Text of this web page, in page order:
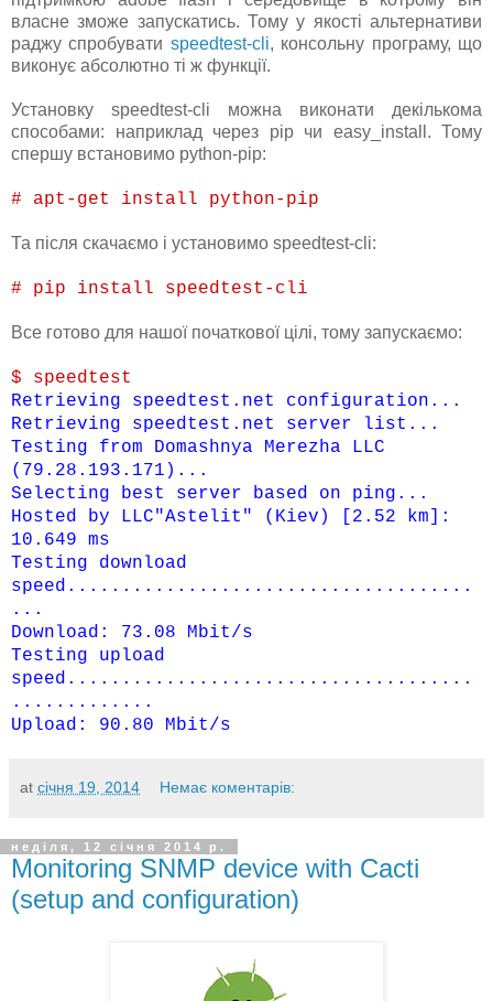
власне зможе запускатись. Тому у якості альтернативи
раджу спробувати speedtest-cli, консольну програму, що
виконує абсолютно ті ж функції.
Установку speedtest-cli можна виконати декількома
способами: наприклад через pip чи easy_install. Тому
спершу встановимо python-pip:
# apt-get install python-pip
Та після скачаємо і установимо speedtest-cli:
# pip install speedtest-cli
Все готово для нашої початкової цілі, тому запускаємо:
$ speedtest
Retrieving speedtest.net configuration...
Retrieving speedtest.net server list...
Testing from Domashnya Merezha LLC
(79.28.193.171)...
Selecting best server based on ping...
Hosted by LLC"Astelit" (Kiev) [2.52 km]:
10.649 ms
Testing download
speed.....................................
...
Download: 73.08 Mbit/s
Testing upload
speed.....................................
.............
Upload: 90.80 Mbit/s
at січня 19, 2014 Немає коментарів:
неділя, 12 січня 2014 р.
Monitoring SNMP device with Cacti
(setup and configuration)